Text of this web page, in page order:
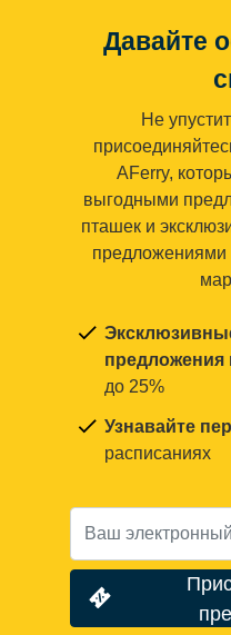
Давайте
Не
AFerry,
выгодными
пташек и
предложениями
предложения
до 25%
Узнавайте
расписаниях